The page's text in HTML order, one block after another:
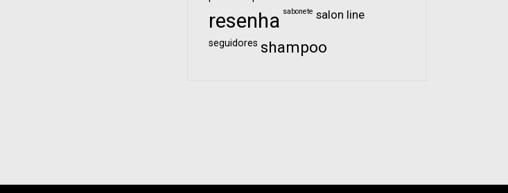
resenha sabonete salon line
seguidores shampoo